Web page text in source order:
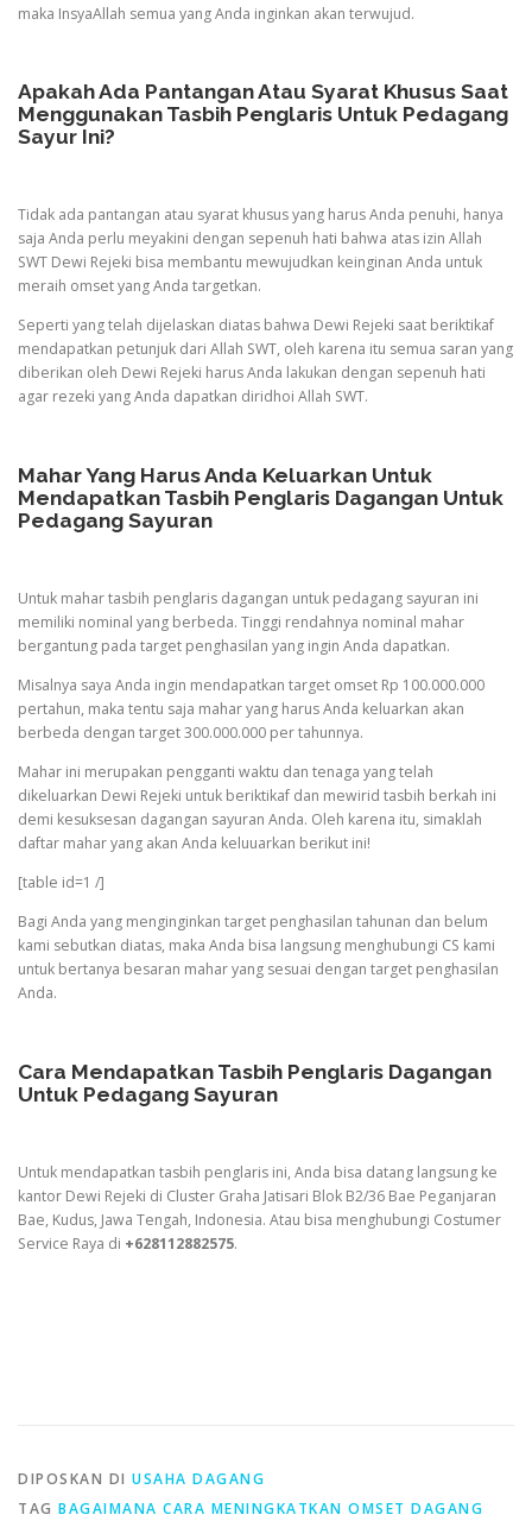
maka InsyaAllah semua yang Anda inginkan akan terwujud.
Apakah Ada Pantangan Atau Syarat Khusus Saat
Menggunakan Tasbih Penglaris Untuk Pedagang
Sayur Ini?
Tidak ada pantangan atau syarat khusus yang harus Anda penuhi, hanya
saja Anda perlu meyakini dengan sepenuh hati bahwa atas izin Allah
SWT Dewi Rejeki bisa membantu mewujudkan keinginan Anda untuk
meraih omset yang Anda targetkan.
Seperti yang telah dijelaskan diatas bahwa Dewi Rejeki saat beriktikaf
mendapatkan petunjuk dari Allah SWT, oleh karena itu semua saran yang
diberikan oleh Dewi Rejeki harus Anda lakukan dengan sepenuh hati
agar rezeki yang Anda dapatkan diridhoi Allah SWT.
Mahar Yang Harus Anda Keluarkan Untuk
Mendapatkan Tasbih Penglaris Dagangan Untuk
Pedagang Sayuran
Untuk mahar tasbih penglaris dagangan untuk pedagang sayuran ini
memiliki nominal yang berbeda. Tinggi rendahnya nominal mahar
bergantung pada target penghasilan yang ingin Anda dapatkan.
Misalnya saya Anda ingin mendapatkan target omset Rp 100.000.000
pertahun, maka tentu saja mahar yang harus Anda keluarkan akan
berbeda dengan target 300.000.000 per tahunnya.
Mahar ini merupakan pengganti waktu dan tenaga yang telah
dikeluarkan Dewi Rejeki untuk beriktikaf dan mewirid tasbih berkah ini
demi kesuksesan dagangan sayuran Anda. Oleh karena itu, simaklah
daftar mahar yang akan Anda keluuarkan berikut ini!
[table id=1 /]
Bagi Anda yang menginginkan target penghasilan tahunan dan belum
kami sebutkan diatas, maka Anda bisa langsung menghubungi CS kami
untuk bertanya besaran mahar yang sesuai dengan target penghasilan
Anda.
Cara Mendapatkan Tasbih Penglaris Dagangan
Untuk Pedagang Sayuran
Untuk mendapatkan tasbih penglaris ini, Anda bisa datang langsung ke
kantor Dewi Rejeki di Cluster Graha Jatisari Blok B2/36 Bae Peganjaran
Bae, Kudus, Jawa Tengah, Indonesia. Atau bisa menghubungi Costumer
Service Raya di +628112882575.
DIPOSKAN DI USAHA DAGANG
TAG BAGAIMANA CARA MENINGKATKAN OMSET DAGANG